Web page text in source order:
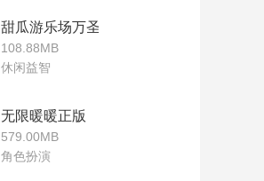
甜瓜游乐场万圣节版本
108.88MB
休闲益智
无限暖暖正版
579.00MB
角色扮演